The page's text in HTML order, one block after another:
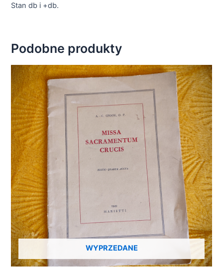
Stan db i +db.
Podobne produkty
WYPRZEDANE